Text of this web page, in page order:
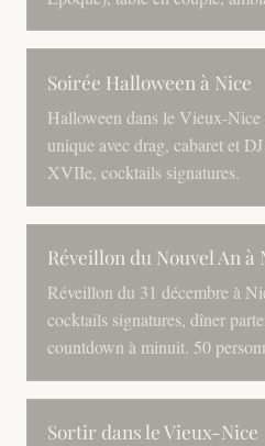
Soirée Halloween à Nice
Halloween dans le Vieux-Nice
unique avec drag, cabaret et
XVIIe, cocktails signatures.
Réveillon du Nouvel An à
Réveillon du 31 décembre à
cocktails signatures, dîner
countdown à minuit. 50
Sortir dans le Vieux-Nice